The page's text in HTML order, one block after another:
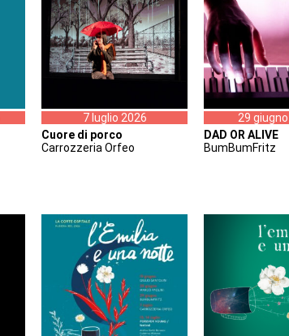
7 luglio 2026
Cuore di porco
Carrozzeria Orfeo
29
DAD OR ALIVE
BumBumFritz